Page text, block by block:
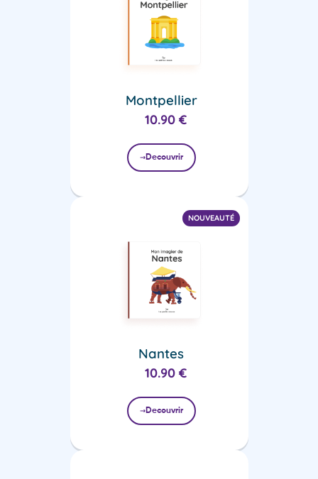
Montpellier
10.90 €
Decouvrir
NOUVEAUTÉ
Nantes
10.90 €
Decouvrir